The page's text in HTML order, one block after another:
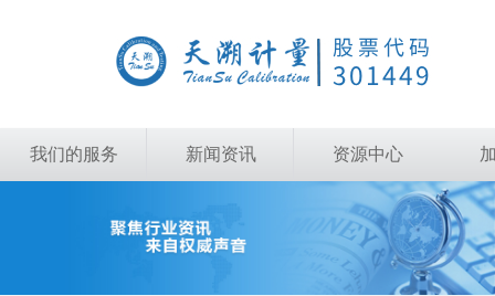
我们的服务 新闻资讯 资源中心